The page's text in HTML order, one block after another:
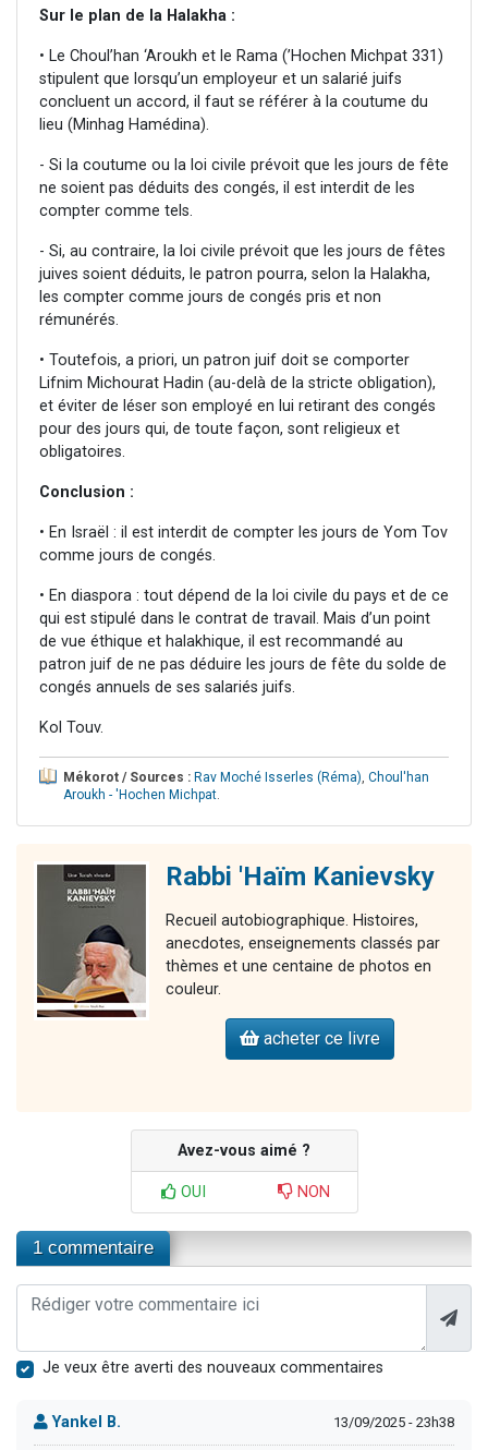
Sur le plan de la Halakha :
• Le Choul’han ‘Aroukh et le Rama (’Hochen Michpat 331)
stipulent que lorsqu’un employeur et un salarié juifs
concluent un accord, il faut se référer à la coutume du
lieu (Minhag Hamédina).
- Si la coutume ou la loi civile prévoit que les jours de fête
ne soient pas déduits des congés, il est interdit de les
compter comme tels.
- Si, au contraire, la loi civile prévoit que les jours de fêtes
juives soient déduits, le patron pourra, selon la Halakha,
les compter comme jours de congés pris et non
rémunérés.
• Toutefois, a priori, un patron juif doit se comporter
Lifnim Michourat Hadin (au-delà de la stricte obligation),
et éviter de léser son employé en lui retirant des congés
pour des jours qui, de toute façon, sont religieux et
obligatoires.
Conclusion :
• En Israël : il est interdit de compter les jours de Yom Tov
comme jours de congés.
• En diaspora : tout dépend de la loi civile du pays et de ce
qui est stipulé dans le contrat de travail. Mais d’un point
de vue éthique et halakhique, il est recommandé au
patron juif de ne pas déduire les jours de fête du solde de
congés annuels de ses salariés juifs.
Kol Touv.
Mékorot / Sources : Rav Moché Isserles (Réma), Choul'han
Aroukh - 'Hochen Michpat.
Rabbi 'Haïm Kanievsky
Recueil autobiographique. Histoires,
anecdotes, enseignements classés par
thèmes et une centaine de photos en
couleur.
acheter ce livre
Avez-vous aimé ?
OUI NON
1 commentaire
Je veux être averti des nouveaux commentaires
Yankel B. 13/09/2025 - 23h38